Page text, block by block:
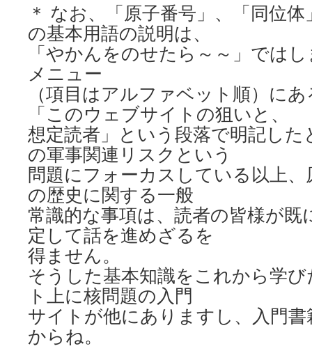
＊ なお、「原子番号」、「同位
の基本用語の説明は、
「やかんをのせたら～～」では
メニュー
（項目はアルファベット順）に
「このウェブサイトの狙いと、
想定読者」という段落で明記し
の軍事関連リスクという
問題にフォーカスしている以上
の歴史に関する一般
常識的な事項は、読者の皆様が
定して話を進めざるを
得ません。
そうした基本知識をこれから学
ト上に核問題の入門
サイトが他にありますし、入門
からね。